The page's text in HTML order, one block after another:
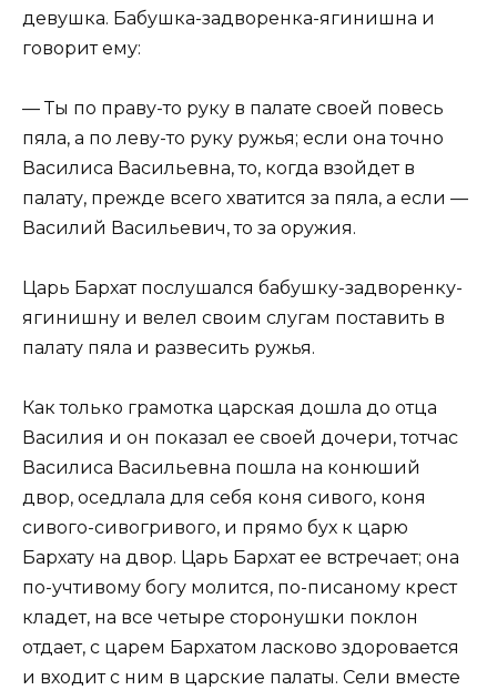
девушка. Бабушка-задворенка-ягинишна и
говорит ему:
— Ты по праву-то руку в палате своей повесь
пяла, а по леву-то руку ружья; если она точно
Василиса Васильевна, то, когда взойдет в
палату, прежде всего хватится за пяла, а если —
Василий Васильевич, то за оружия.
Царь Бархат послушался бабушку-задворенку-
ягинишну и велел своим слугам поставить в
палату пяла и развесить ружья.
Как только грамотка царская дошла до отца
Василия и он показал ее своей дочери, тотчас
Василиса Васильевна пошла на конюший
двор, оседлала для себя коня сивого, коня
сивого-сивогривого, и прямо бух к царю
Бархату на двор. Царь Бархат ее встречает; она
по-учтивому богу молится, по-писаному крест
кладет, на все четыре сторонушки поклон
отдает, с царем Бархатом ласково здоровается
и входит с ним в царские палаты. Сели вместе